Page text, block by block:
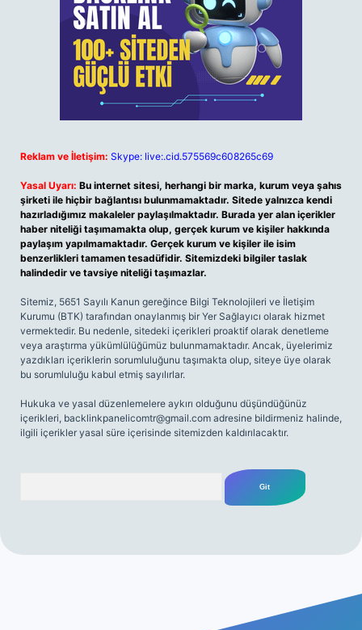
Reklam ve İletişim: Skype: live:.cid.575569c608265c69
Yasal Uyarı: Bu internet sitesi, herhangi bir marka, kurum veya şahıs
şirketi ile hiçbir bağlantısı bulunmamaktadır. Sitede yalnızca kendi
hazırladığımız makaleler paylaşılmaktadır. Burada yer alan içerikler
haber niteliği taşımamakta olup, gerçek kurum ve kişiler hakkında
paylaşım yapılmamaktadır. Gerçek kurum ve kişiler ile isim
benzerlikleri tamamen tesadüfidir. Sitemizdeki bilgiler taslak
halindedir ve tavsiye niteliği taşımazlar.
Sitemiz, 5651 Sayılı Kanun gereğince Bilgi Teknolojileri ve İletişim
Kurumu (BTK) tarafından onaylanmış bir Yer Sağlayıcı olarak hizmet
vermektedir. Bu nedenle, sitedeki içerikleri proaktif olarak denetleme
veya araştırma yükümlülüğümüz bulunmamaktadır. Ancak, üyelerimiz
yazdıkları içeriklerin sorumluluğunu taşımakta olup, siteye üye olarak
bu sorumluluğu kabul etmiş sayılırlar.
Hukuka ve yasal düzenlemelere aykırı olduğunu düşündüğünüz
içerikleri, backlinkpanelicomtr@gmail.com adresine bildirmeniz halinde,
ilgili içerikler yasal süre içerisinde sitemizden kaldırılacaktır.